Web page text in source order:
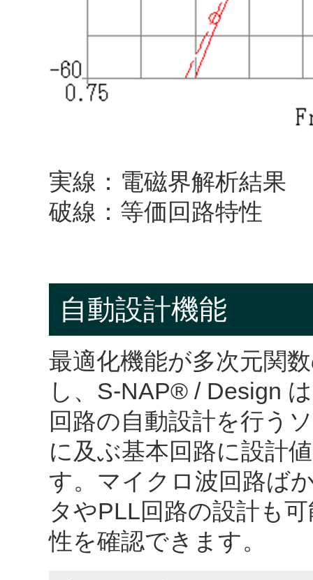
実線：電磁界解析結果
破線：等価回路特性
自動設計機能
最適化機能が多次元関
し、S-NAP® / Design
回路の自動設計を行う
に及ぶ基本回路に設計
す。マイクロ波回路ば
タやPLL回路の設計も
性を確認できます。